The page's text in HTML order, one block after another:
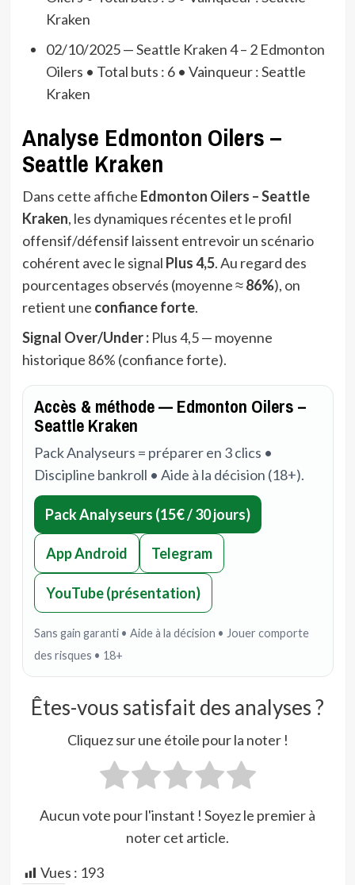
Kraken
02/10/2025 — Seattle Kraken 4 – 2 Edmonton
Oilers • Total buts : 6 • Vainqueur : Seattle
Kraken
Analyse Edmonton Oilers –
Seattle Kraken
Dans cette affiche Edmonton Oilers – Seattle
Kraken, les dynamiques récentes et le profil
offensif/défensif laissent entrevoir un scénario
cohérent avec le signal Plus 4,5. Au regard des
pourcentages observés (moyenne ≈86%), on
retient une confiance forte.
Signal Over/Under :Plus 4,5 — moyenne
historique 86% (confiance forte).
Accès & méthode — Edmonton Oilers –
Seattle Kraken
Pack Analyseurs = préparer en 3 clics •
Discipline bankroll • Aide à la décision (18+).
Pack Analyseurs (15€ / 30 jours)
App Android Telegram
YouTube (présentation)
Sans gain garanti • Aide à la décision • Jouer comporte
des risques • 18+
Êtes-vous satisfait des analyses ?
Cliquez sur une étoile pour la noter !
Aucun vote pour l'instant ! Soyez le premier à
noter cet article.
Vues : 193